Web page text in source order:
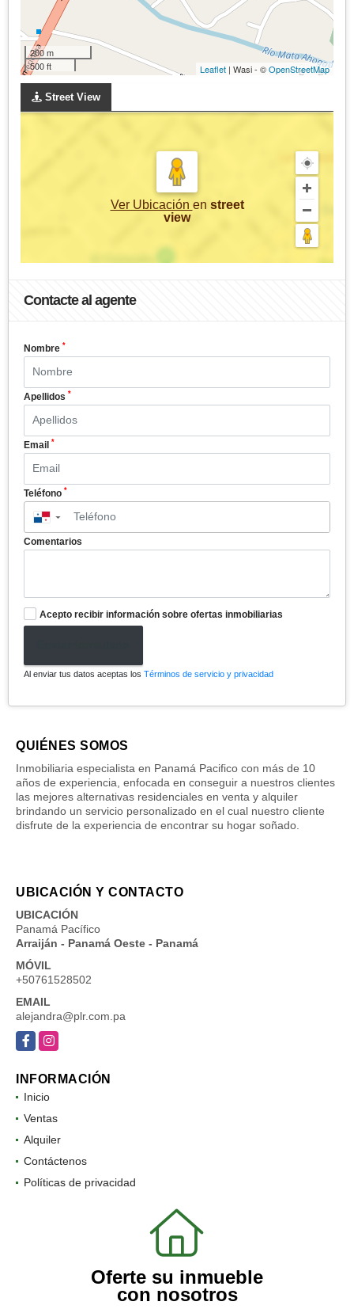
200 m
500 ft
Leaflet | Wasi - ©OpenStreetMap
Street View
Ver Ubicación en street
view
Contacte al agente
Nombre *
Apellidos *
Email *
Teléfono *
▼
Comentarios
Acepto recibir información sobre ofertas inmobiliarias
Al enviar tus datos aceptas los Términos de servicio y privacidad
QUIÉNES SOMOS
Inmobiliaria especialista en Panamá Pacifico con más de 10
años de experiencia, enfocada en conseguir a nuestros clientes
las mejores alternativas residenciales en venta y alquiler
brindando un servicio personalizado en el cual nuestro cliente
disfrute de la experiencia de encontrar su hogar soñado.
UBICACIÓN Y CONTACTO
UBICACIÓN
Panamá Pacífico
Arraiján - Panamá Oeste - Panamá
MÓVIL
+50761528502
EMAIL
alejandra@plr.com.pa
FacebookInstagram
INFORMACIÓN
Inicio
Ventas
Alquiler
Contáctenos
Políticas de privacidad
Oferte su inmueble
con nosotros